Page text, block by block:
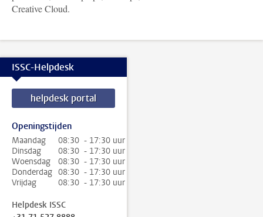
Creative Cloud.
ISSC-Helpdesk
helpdesk portal
Openingstijden
Maandag
08:30 - 17:30 uur
Dinsdag
08:30 - 17:30 uur
Woensdag
08:30 - 17:30 uur
Donderdag 08:30 - 17:30 uur
Vrijdag
08:30 - 17:30 uur
Helpdesk ISSC